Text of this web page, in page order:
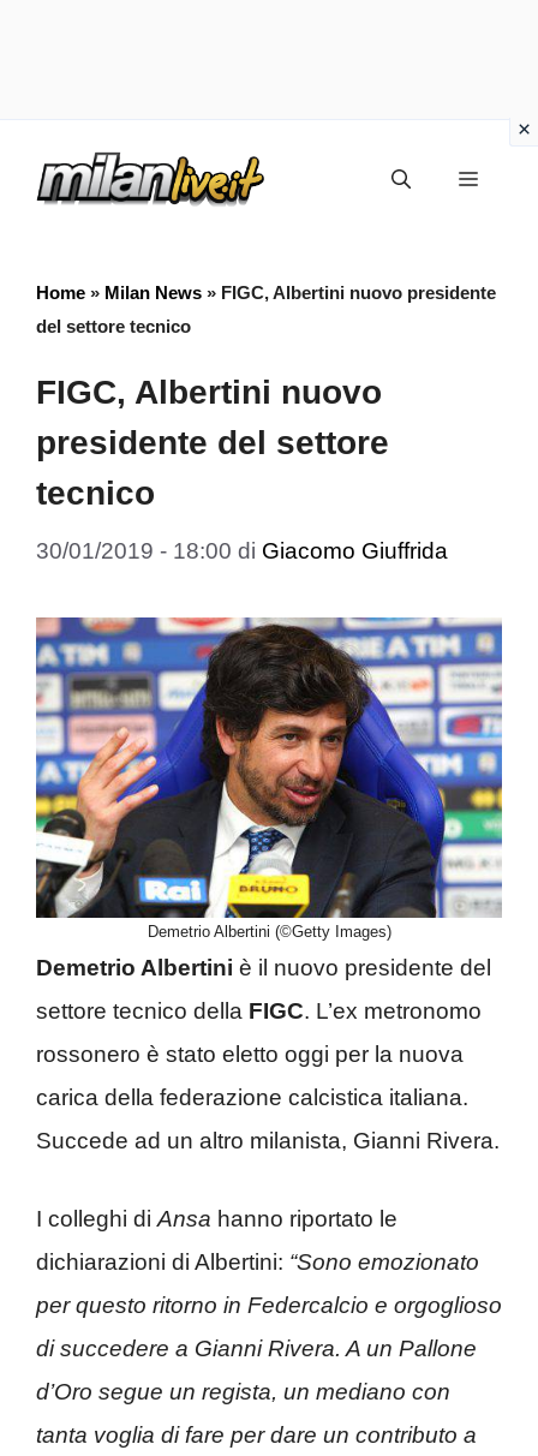
Menu
Home » Milan News » FIGC, Albertini nuovo presidente
del settore tecnico
FIGC, Albertini nuovo
presidente del settore
tecnico
30/01/2019 - 18:00 di Giacomo Giuffrida
Demetrio Albertini (©Getty Images)
Demetrio Albertini è il nuovo presidente del
settore tecnico della FIGC. L’ex metronomo
rossonero è stato eletto oggi per la nuova
carica della federazione calcistica italiana.
Succede ad un altro milanista, Gianni Rivera.
I colleghi di Ansa hanno riportato le
dichiarazioni di Albertini: “Sono emozionato
per questo ritorno in Federcalcio e orgoglioso
di succedere a Gianni Rivera. A un Pallone
d’Oro segue un regista, un mediano con
tanta voglia di fare per dare un contributo a